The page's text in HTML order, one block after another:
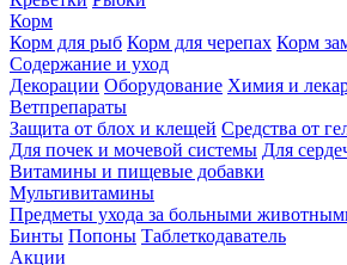
Корм
Корм для рыб Корм для черепах Корм
Содержание и уход
Декорации Оборудование Химия и
Ветпрепараты
Защита от блох и клещей Средства от
Для почек и мочевой системы Для
Витамины и пищевые добавки
Мультивитамины
Предметы ухода за больными
Бинты Попоны Таблеткодаватель
Акции